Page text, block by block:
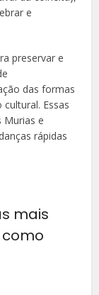
e
preservar e
das formas
Essas
Murias e
rápidas
mais